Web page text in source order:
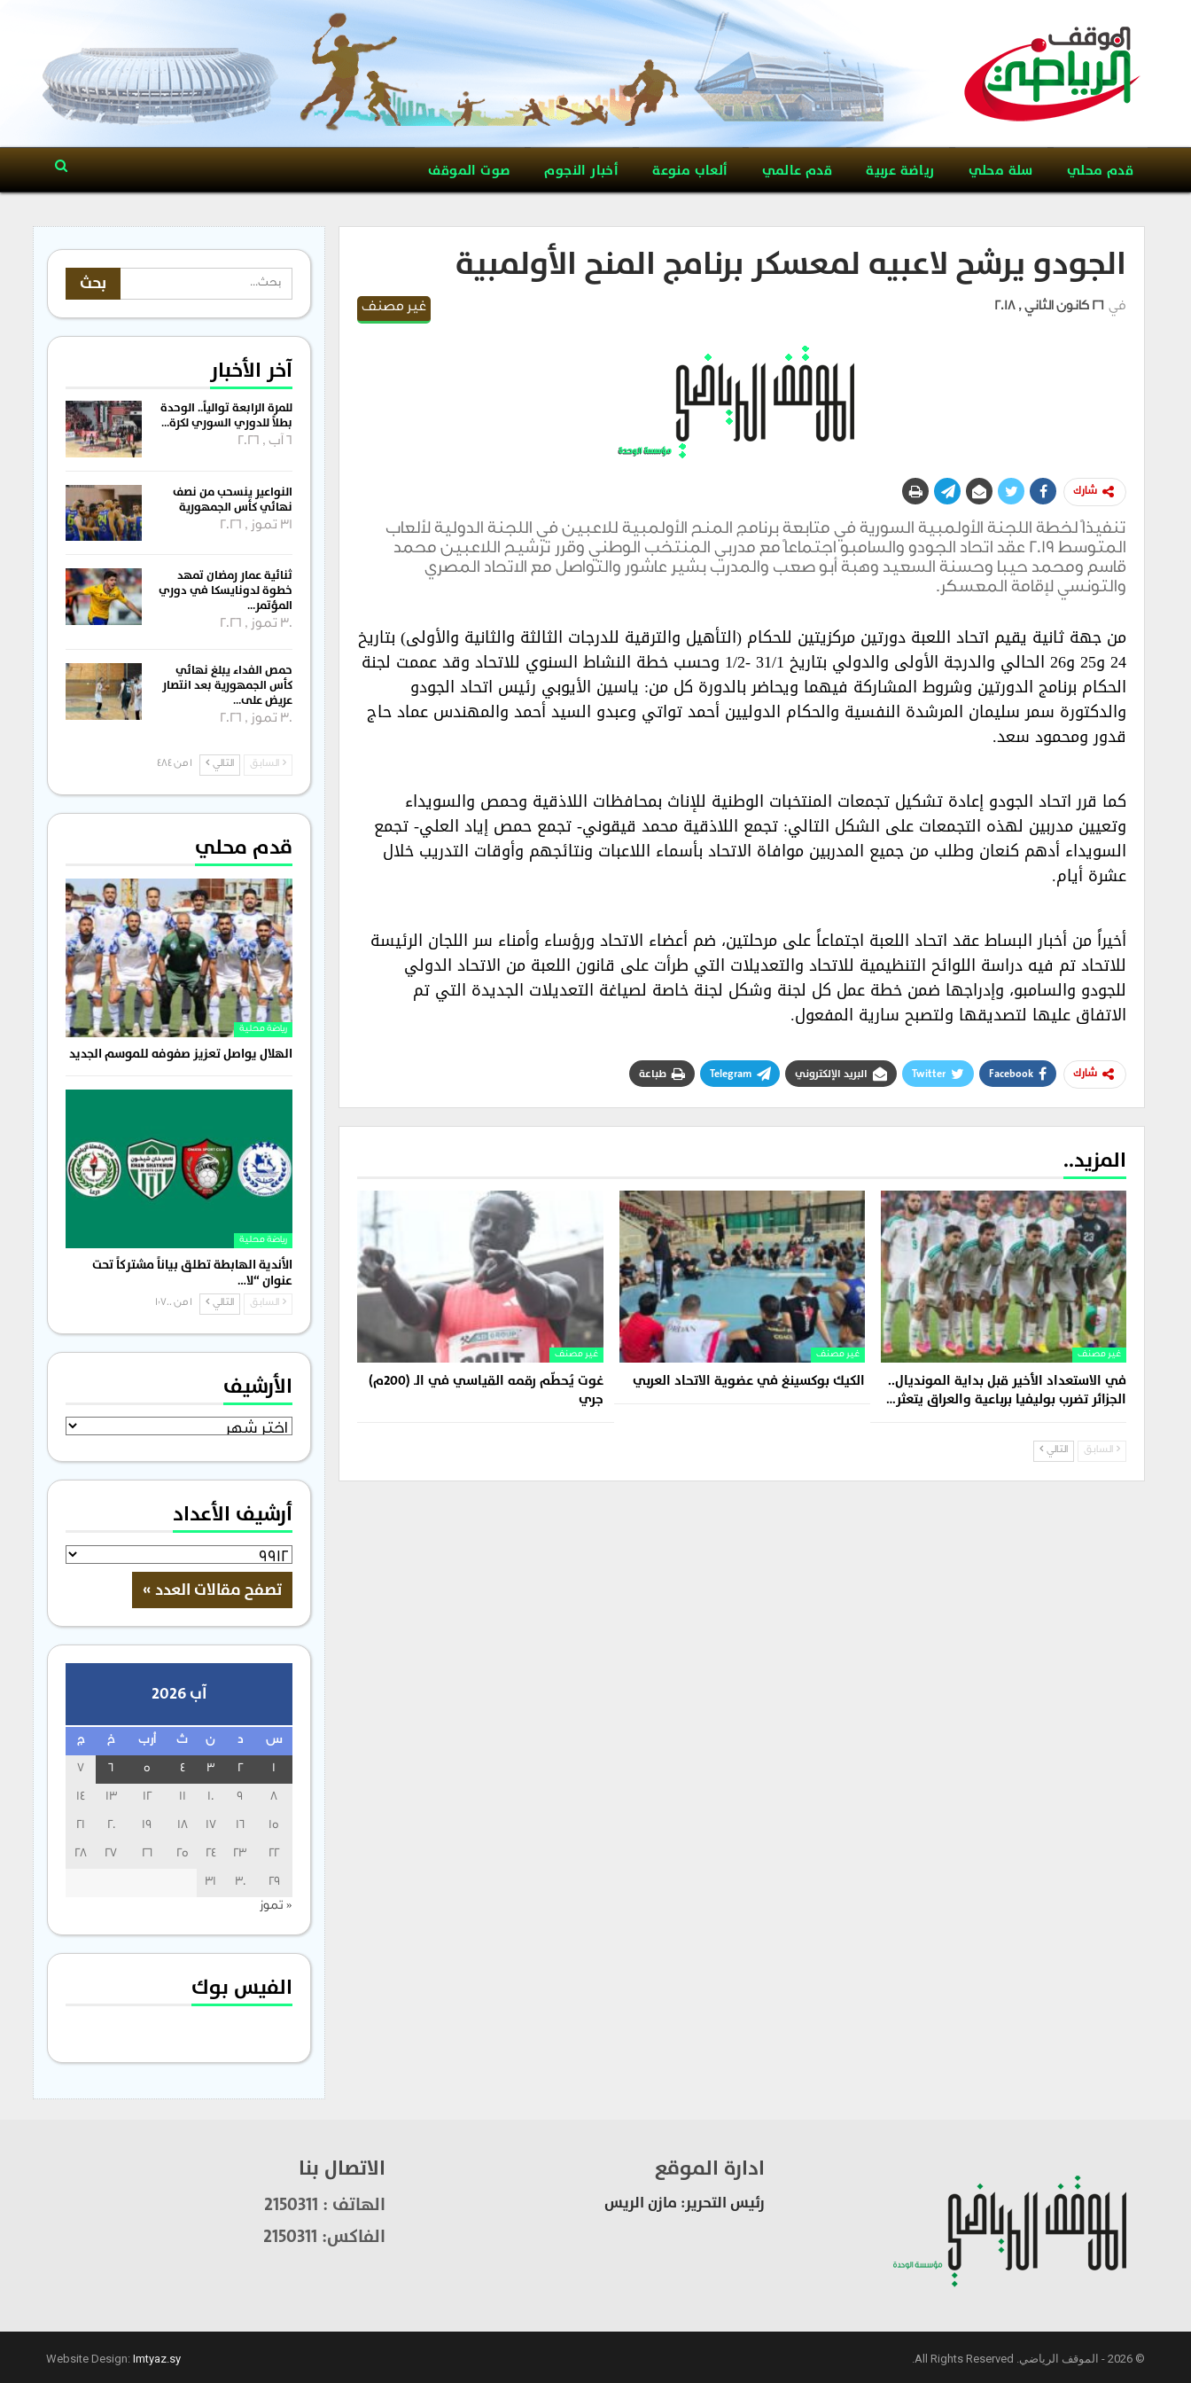
قدم محلي سلة محلي رياضة عربية قدم عالمي ألعاب منوعة أخبار النجوم صوت الموقف
الجودو يرشح لاعبيه لمعسكر برنامج المنح الأولمبية
غير مصنف في 26 كانون الثاني , 2018
شارك
تنفيذاً لخطة اللجنة الأولمبية السورية في متابعة برنامج المنح الأولمبية للاعبين في اللجنة الدولية لألعاب
المتوسط 2019 عقد اتحاد الجودو والسامبو اجتماعاً مع مدربي المنتخب الوطني وقرر ترشيح اللاعبين محمد
قاسم ومحمد حيبا وحسنة السعيد وهبة أبو صعب والمدرب بشير عاشور والتواصل مع الاتحاد المصري
والتونسي لإقامة المعسكر.
من جهة ثانية يقيم اتحاد اللعبة دورتين مركزيتين للحكام (التأهيل والترقية للدرجات الثالثة والثانية والأولى) بتاريخ
24 و25 و26 الحالي والدرجة الأولى والدولي بتاريخ 31/1 -1/2 وحسب خطة النشاط السنوي للاتحاد وقد عممت لجنة
الحكام برنامج الدورتين وشروط المشاركة فيهما ويحاضر بالدورة كل من: ياسين الأيوبي رئيس اتحاد الجودو
والدكتورة سمر سليمان المرشدة النفسية والحكام الدوليين أحمد تواتي وعبدو السيد أحمد والمهندس عماد حاج
قدور ومحمود سعد.‏
كما قرر اتحاد الجودو إعادة تشكيل تجمعات المنتخبات الوطنية للإناث بمحافظات اللاذقية وحمص والسويداء
وتعيين مدربين لهذه التجمعات على الشكل التالي: تجمع اللاذقية محمد قيقوني- تجمع حمص إياد العلي- تجمع
السويداء أدهم كنعان وطلب من جميع المدربين موافاة الاتحاد بأسماء اللاعبات ونتائجهم وأوقات التدريب خلال
عشرة أيام.‏
أخيراً من أخبار البساط عقد اتحاد اللعبة اجتماعاً على مرحلتين، ضم أعضاء الاتحاد ورؤساء وأمناء سر اللجان الرئيسة
للاتحاد تم فيه دراسة اللوائح التنظيمية للاتحاد والتعديلات التي طرأت على قانون اللعبة من الاتحاد الدولي
للجودو والسامبو، وإدراجها ضمن خطة عمل كل لجنة وشكل لجنة خاصة لصياغة التعديلات الجديدة التي تم
الاتفاق عليها لتصديقها ولتصبح سارية المفعول.‏
شارك Facebook
Twitter البريد الإلكتروني Telegram طباعة
المزيد..
غير مصنف
في الاستعداد الأخير قبل بداية المونديال..
الجزائر تضرب بوليفيا برباعية والعراق يتعثر…
غير مصنف
الكيك بوكسينغ في عضوية الاتحاد العربي
غير مصنف
غوت يُحطّم رقمه القياسي في الـ (200م)
جري
السابق التالي
آخر الأخبار
للمرة الرابعة توالياً.. الوحدة
بطلاً للدوري السوري لكرة…
6 آب , 2026
النواعير ينسحب من نصف
نهائي كأس الجمهورية
31 تموز , 2026
ثنائية عمار رمضان تمهد
خطوة لدونايسكا في دوري
المؤتمر…
30 تموز , 2026
حمص الفداء يبلغ نهائي
كأس الجمهورية بعد انتصار
عريض على…
30 تموز , 2026
السابق التالي 1 من 484
قدم محلي
رياضة محلية
الهلال يواصل تعزيز صفوفه للموسم الجديد
رياضة محلية
الأندية الهابطة تطلق بياناً مشتركاً تحت
عنوان “لا…
السابق التالي 1 من 1٬700
الأرشيف
الأرشيف
أرشيف الأعداد
آب 2026
س د ن ث أرب خ ج
1
2
3
4
5
6
7
8
9
10
11
12
13
14
15
16
17
18
19
20
21
22
23
24
25
26
27
28
29
30
31
« تموز
الفيس بوك
ادارة الموقع
رئيس التحرير: مازن الريس
الاتصال بنا
الهاتف : 2150311
الفاكس: 2150311
© 2026 - الموقف الرياضي. All Rights Reserved. Website Design: Imtyaz.sy